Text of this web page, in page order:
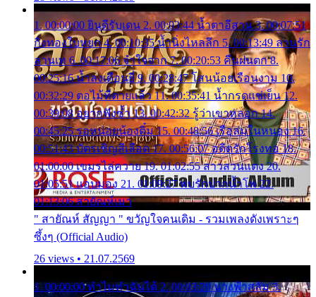
1. 00:00:00 ยินดีรับเดน 2. 00:03:44 น้ำตาอีสาน 3. 00:07:51
กิ่งทองใบหยก 4. 00:10:35 น้ำนิ่งไหลลึก 5. 00:13:49 ลานรัก
ลานเท 6. 00:17:06 จำใจจาก 7. 00:20:53 คืนฝนตก 8.
00:25:16 น้ำลงเดือนยี่ 9. 00:28:47 โสนน้อยเรือนงาม 10.
00:32:29 ตอไม้ที่ตายแล้ว 11. 00:35:41 น้ำกรดแช่เย็น 12.
00:39:08 อยากฟังซ้ำ 13. 00:42:32 รู้ว่าเขาหลอก 14.
00:45:25 รอหน่อยน้องติ๋ม 15. 00:48:56 เรือล่มในหนอง 16.
00:51:43 บัตรเชิญสีเลือด 17. 00:56:07 อดีตรักโรงทอ 18.
01:00:00 เขมรไล่ควาย 19. 01:02:55 สาวสวนแตง 20.
01:05:51 แอบมอง 21. 01:09:27 พบรักปากน้ำโพ 22.
01:13:06 สายัณห์เมา
" สายัณห์ สัญญา " ขวัญใจคนเดิม - รวมเพลงดังเพราะๆ
ซึ้งๆ (Official Audio)
26 views • 21.07.2569
1. 00:00:00 ทำไมทำฉันได้ 2. 00:03:20 นางฟ้าสลัม 3.